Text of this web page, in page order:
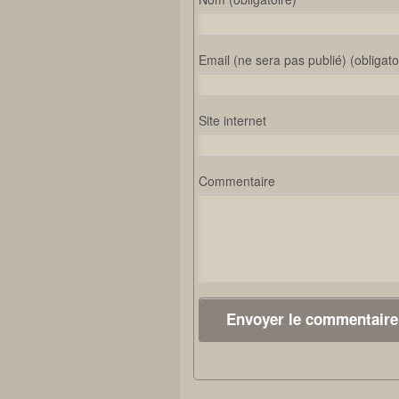
Email (ne sera pas publié)
Site internet
Commentaire